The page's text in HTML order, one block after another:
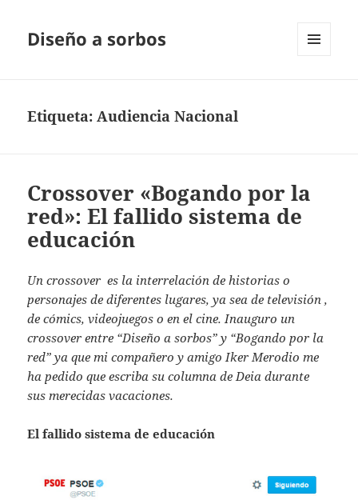
Diseño a sorbos
Etiqueta:Audiencia Nacional
Crossover «Bogando por la
red»: El fallido sistema de
educación
Un crossover es la interrelación de historias o
personajes de diferentes lugares, ya sea de televisión ,
de cómics, videojuegos o en el cine. Inauguro un
crossover entre “Diseño a sorbos” y “Bogando por la
red” ya que mi compañero y amigo Iker Merodio me
ha pedido que escriba su columna de Deia durante
sus merecidas vacaciones.
El fallido sistema de educación